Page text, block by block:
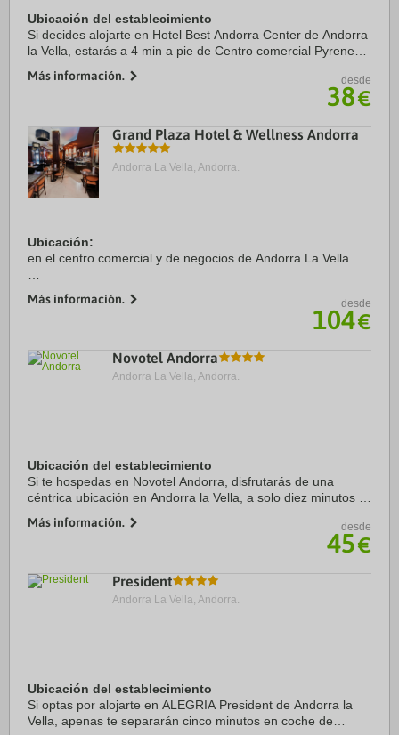
Ubicación del establecimiento
Si decides alojarte en Hotel Best Andorra Center de Andorra
la Vella, estarás a 4 min a pie de Centro comercial Pyrenees
este hotel sostenible se ...
Más información. desde
38€
Grand Plaza Hotel & Wellness Andorra
Andorra La Vella, Andorra.
Ubicación:
en el centro comercial y de negocios de Andorra La Vella.
dispone de 90 habitaciones equipadas con baño con
secador de pelo y grifería termostática, teléfono, TV vía
Más información. desde
104€
Novotel Andorra
Andorra La Vella, Andorra.
Ubicación del establecimiento
Si te hospedas en Novotel Andorra, disfrutarás de una
céntrica ubicación en Andorra la Vella, a solo diez minutos a
Pueblo. Además, este hotel para ...
Más información. desde
45€
President
Andorra La Vella, Andorra.
Ubicación del establecimiento
Si optas por alojarte en ALEGRIA President de Andorra la
Vella, apenas te separarán cinco minutos en coche de